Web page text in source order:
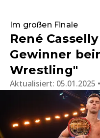
Im großen Finale
René
Gewinner
Wrestling"
Aktualisiert: 05.01.2025